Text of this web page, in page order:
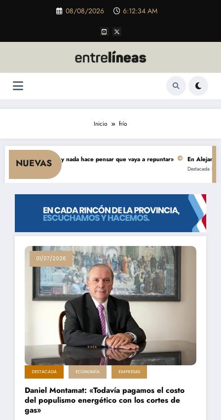
08/08/2026 6:12:35 AM
Inicio frío
NUEVAS
cae el consumo y nada hace pensar que vaya a repuntar» En Alejandro,
Destacada Política
01/07/2026
DESTACADA ECONOMÍA EMPRESAS
Daniel Montamat: «Todavía pagamos el costo
del populismo energético con los cortes de
gas»